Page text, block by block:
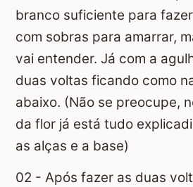
branco suficiente para
com sobras para amarrar,
vai entender. Já com a
duas voltas ficando como
abaixo. (Não se preocupe,
da flor já está tudo
as alças e a base)
02 - Após fazer as duas